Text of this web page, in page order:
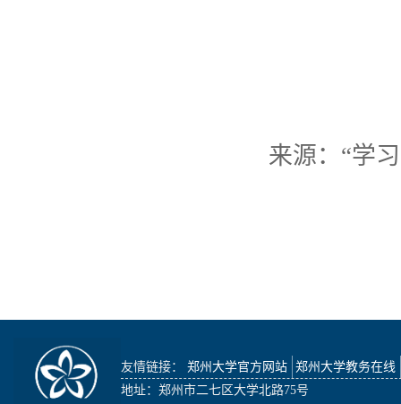
来源： “学
友情链接： 郑州大学官方网站
郑州大学教务在线
地址：郑州市二七区大学北路75号